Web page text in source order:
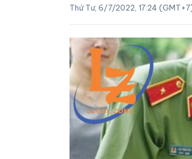
Thứ Tư, 6/7/2022, 17:24